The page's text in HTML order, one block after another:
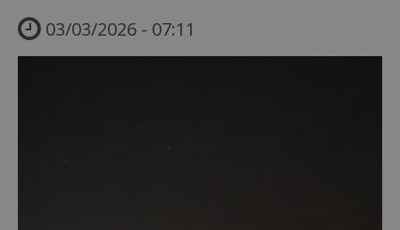
03/03/2026 - 07:11